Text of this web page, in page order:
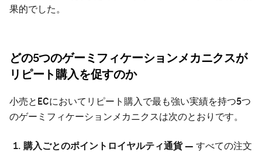
果的でした。
どの5つのゲーミフィケーションメカニクスが
リピート購入を促すのか
小売とECにおいてリピート購入で最も強い実績を持つ5つ
のゲーミフィケーションメカニクスは次のとおりです。
購入ごとのポイントロイヤルティ通貨— すべての注文